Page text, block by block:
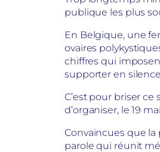
publique les plus
En Belgique, une
ovaires
chiffres qui
supporter en
C’est pour briser
d’organiser, le 19
Convaincues que la
parole qui réunit